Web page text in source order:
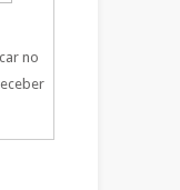
no